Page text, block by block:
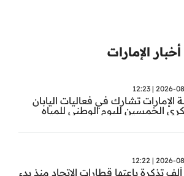
الإمارات
2026-08-05
الإمارات تشارك في فعاليات اليابان
الخمسين لليوم الوطني للمياه
2026-08-05
70 ألف تذكرة باعتها قطارات الاتحاد منذ بدء